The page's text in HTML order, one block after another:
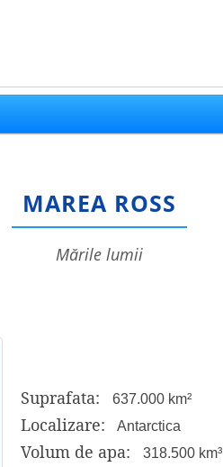
MAREA ROSS
mările lumii
Suprafata: 637.000 km²
Localizare: Antarctica
Volum de apa: 318.500 km³